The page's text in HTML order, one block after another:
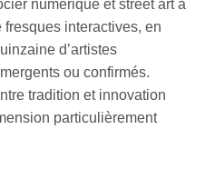
numérique et street art à
fresques interactives, en
d’artistes
ou confirmés.
tradition et innovation
particulièrement